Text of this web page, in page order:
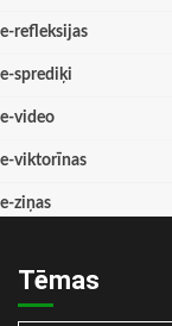
e-refleksijas
e-sprediķi
e-video
e-viktorīnas
e-ziņas
Tēmas